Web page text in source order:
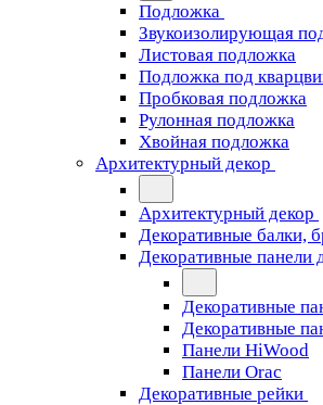
Подложка
Звукоизолирующая
Листовая подложка
Подложка под
Пробковая подложка
Рулонная подложка
Хвойная подложка
Архитектурный декор
Архитектурный декор
Декоративные балки,
Декоративные панели
Декоративные
Декоративные
Панели HiWood
Панели Orac
Декоративные рейки